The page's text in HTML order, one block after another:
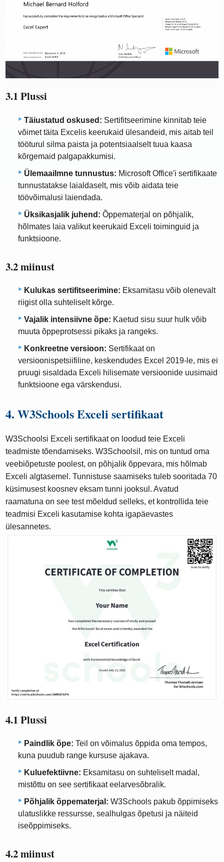
3.1 Plussi
Täiustatud oskused: Sertifitseerimine kinnitab teie
võimet täita Excelis keerukaid ülesandeid, mis aitab teil
tööturul silma paista ja potentsiaalselt tuua kaasa
kõrgemaid palgapakkumisi.
Ülemaailmne tunnustus: Microsoft Office'i sertifikaate
tunnustatakse laialdaselt, mis võib aidata teie
töövõimalusi laiendada.
Üksikasjalik juhend: Õppematerjal on põhjalik,
hõlmates laia valikut keerukaid Exceli toiminguid ja
funktsioone.
3.2 miinust
Kulukas sertifitseerimine: Eksamitasu võib olenevalt
riigist olla suhteliselt kõrge.
Vajalik intensiivne õpe: Kaetud sisu suur hulk võib
muuta õppeprotsessi pikaks ja rangeks.
Konkreetne versioon: Sertifikaat on
versioonispetsiifiline, keskendudes Excel 2019-le, mis ei
pruugi sisaldada Exceli hilisemate versioonide uusimaid
funktsioone ega värskendusi.
4. W3Schools Exceli sertifikaat
W3Schoolsi Exceli sertifikaat on loodud teie Exceli
teadmiste tõendamiseks. W3Schoolsil, mis on tuntud oma
veebiõpetuste poolest, on põhjalik õppevara, mis hõlmab
Exceli algtasemel. Tunnistuse saamiseks tuleb sooritada 70
küsimusest koosnev eksam tunni jooksul. Avatud
raamatuna on see test mõeldud selleks, et kontrollida teie
teadmisi Exceli kasutamise kohta igapäevastes
ülesannetes.
4.1 Plussi
Paindlik õpe: Teil on võimalus õppida oma tempos,
kuna puudub range kursuse ajakava.
Kuluefektiivne: Eksamitasu on suhteliselt madal,
mistõttu on see sertifikaat eelarvesõbralik.
Põhjalik õppematerjal: W3Schools pakub õppimiseks
ulatuslikke ressursse, sealhulgas õpetusi ja näiteid
iseõppimiseks.
4.2 miinust